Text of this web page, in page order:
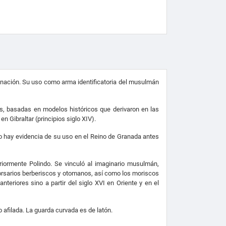
Su uso como arma identificatoria del musulmán
basadas en modelos históricos que derivaron en las
Gibraltar (principios siglo XIV).
evidencia de su uso en el Reino de Granada antes
Polindo. Se vinculó al imaginario musulmán,
berberiscos y otomanos, así como los moriscos
sino a partir del siglo XVI en Oriente y en el
afilada. La guarda curvada es de latón.